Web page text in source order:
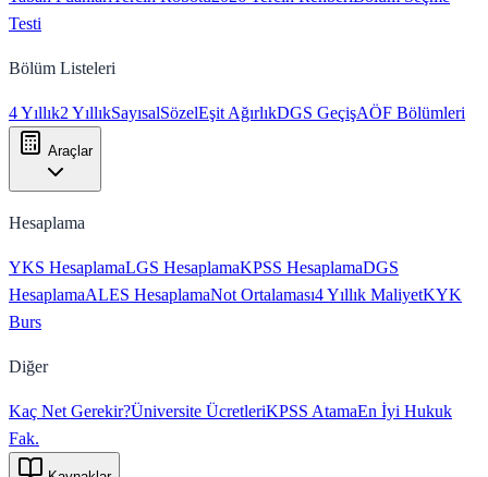
Testi
Bölüm Listeleri
4 Yıllık2 YıllıkSayısalSözelEşit AğırlıkDGS GeçişAÖF Bölümleri
Araçlar
Hesaplama
YKS HesaplamaLGS HesaplamaKPSS HesaplamaDGS
HesaplamaALES HesaplamaNot Ortalaması4 Yıllık MaliyetKYK
Burs
Diğer
Kaç Net Gerekir?Üniversite ÜcretleriKPSS AtamaEn İyi Hukuk
Fak.